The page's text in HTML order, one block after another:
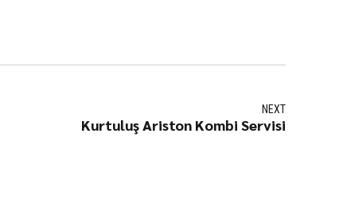
NEXT
Kurtuluş Ariston Kombi Servisi